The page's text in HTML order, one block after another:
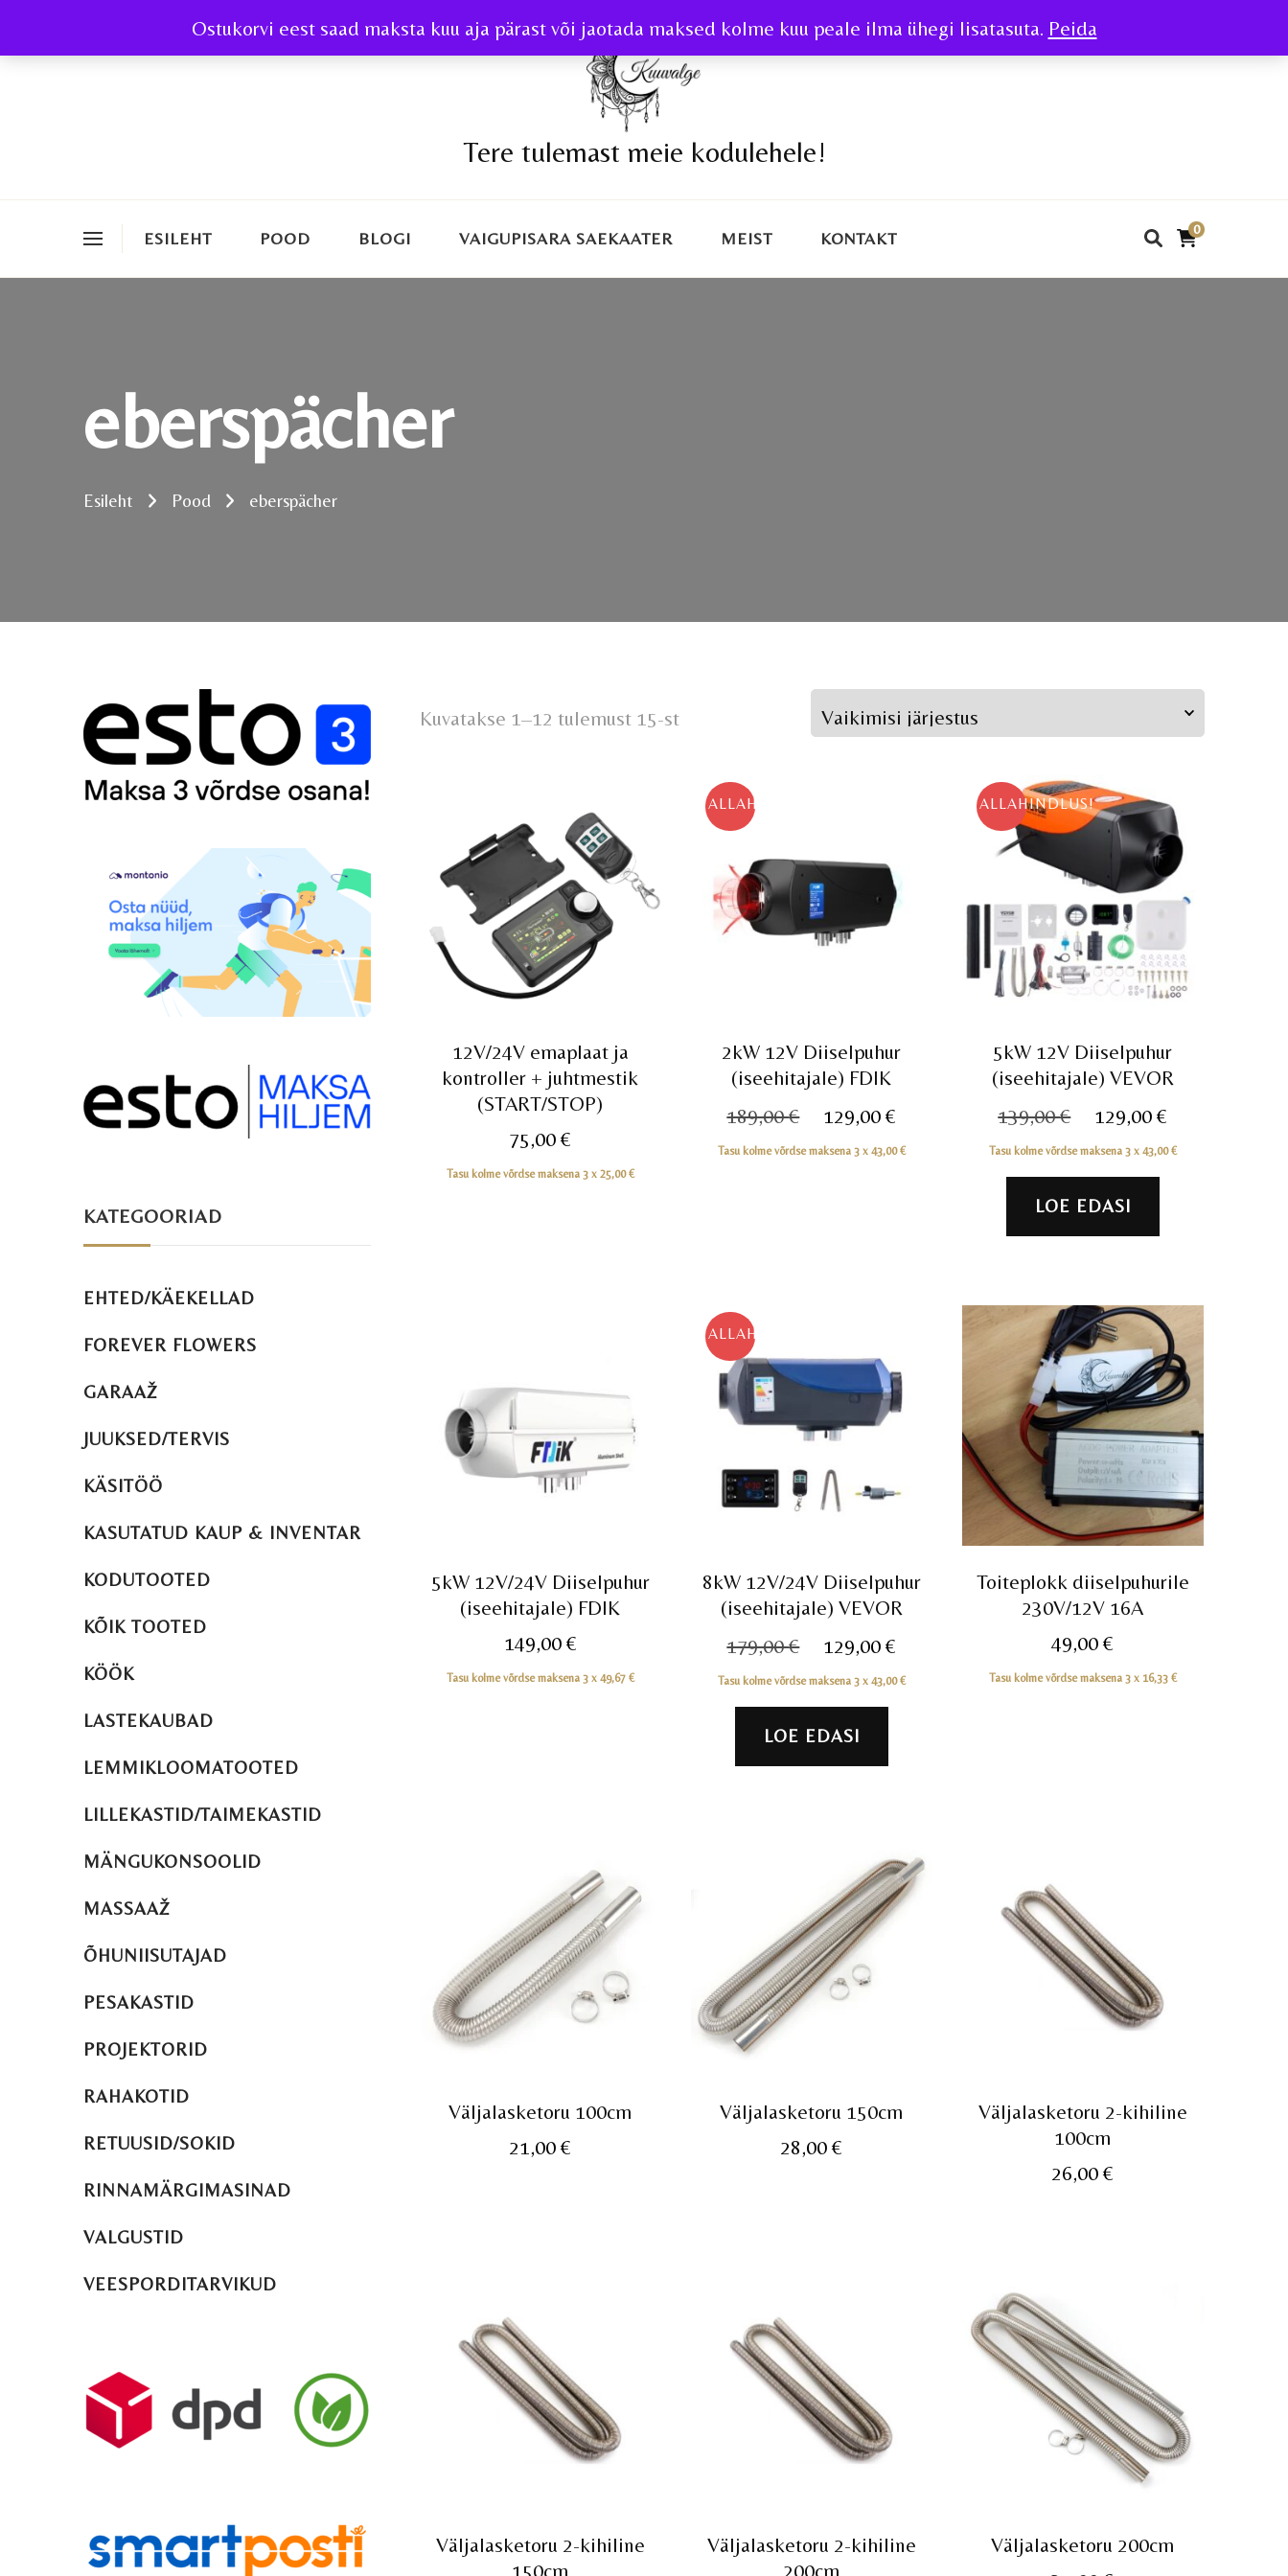
Ostukorvi eest saad maksta kuu aja pärast või jaotada maksed kolme kuu peale ilma ühegi lisatasuta. Peida
Tere tulemast meie kodulehele!
ESILEHT POOD BLOGI VAIGUPISARA SAEKAATER MEIST KONTAKT
0
eberspächer
Esileht Pood eberspächer
Kuvatakse 1–12 tulemust 15-st
12V/24V emaplaat ja
kontroller + juhtmestik
(START/STOP)
75,00€
Tasu kolme võrdse maksena 3 x 25,00€
ALLAHINDLUS!
2kW 12V Diiselpuhur
(iseehitajale) FDIK
189,00€
Algne
hind
129,00€
hind
Tasu kolme võrdse maksena 3 x 43,00€
ALLAHINDLUS!
5kW 12V Diiselpuhur
(iseehitajale) VEVOR
139,00€
Algne
hind
oli:
139,00 €.
129,00€
hind
Tasu kolme võrdse maksena 3 x 43,00€
LOE EDASI
5kW 12V/24V Diiselpuhur
(iseehitajale) FDIK
149,00 €
Tasu kolme võrdse maksena 3 x 49,67 €
ALLAHINDLUS!
8kW 12V/24V Diiselpuhur
(iseehitajale) VEVOR
179,00€
Algne
hind
oli:
179,00 €.
129,00€
hind
Tasu kolme võrdse maksena 3 x 43,00€
LOE EDASI
Toiteplokk diiselpuhurile
230V/12V 16A
49,00€
Tasu kolme võrdse maksena 3 x 16,33 €
Väljalasketoru 100cm
21,00€
Väljalasketoru 150cm
28,00€
Väljalasketoru 2-kihiline
100cm
26,00€
Väljalasketoru 2-kihiline
150cm
Väljalasketoru 2-kihiline
200cm
Väljalasketoru 200cm
KATEGOORIAD
EHTED/KÄEKELLAD
FOREVER FLOWERS
GARAAŽ
JUUKSED/TERVIS
KÄSITÖÖ
KASUTATUD KAUP & INVENTAR
KODUTOOTED
KÕIK TOOTED
KÖÖK
LASTEKAUBAD
LEMMIKLOOMATOOTED
LILLEKASTID/TAIMEKASTID
MÄNGUKONSOOLID
MASSAAŽ
ÕHUNIISUTAJAD
PESAKASTID
PROJEKTORID
RAHAKOTID
RETUUSID/SOKID
RINNAMÄRGIMASINAD
VALGUSTID
VEESPORDITARVIKUD